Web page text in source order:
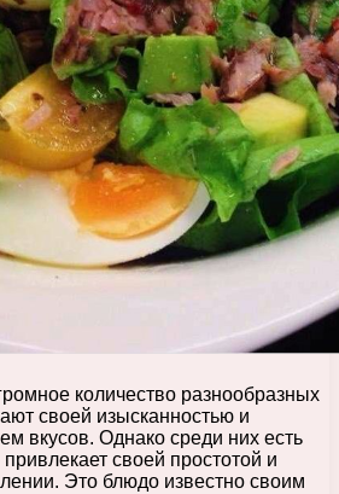
количество разнообразных
своей изысканностью и
вкусов. Однако среди них есть
своей простотой и
Это блюдо известно своим